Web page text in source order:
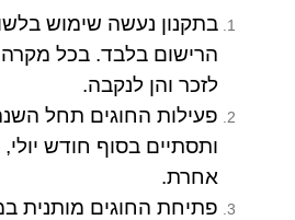
בתקנון נעשה שימוש
הרישום בלבד. בכל
לזכר והן לנקבה.
פעילות החוגים תחל
ותסתיים בסוף חודש
אחרת.
פתיחת החוגים מותנית